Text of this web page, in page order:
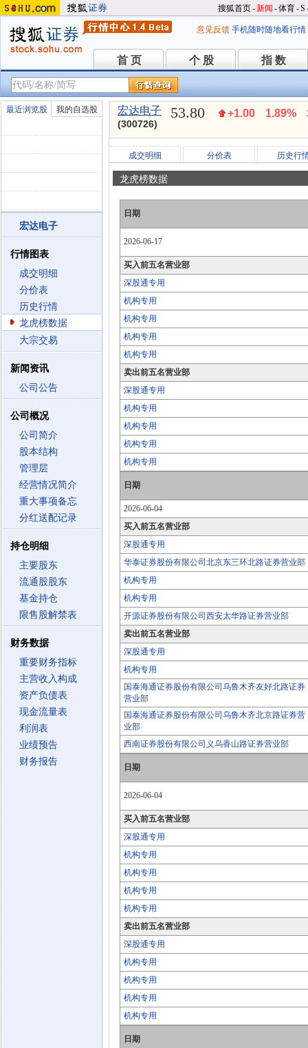
搜狐首页-新闻 -体育-S
意见反馈 手机随时随地看行情
首 页
首 页 个 股
个 股 指 数
指 数
最近浏览股 我的自选股
宏达电子
行情图表
成交明细
分价表
历史行情
龙虎榜数据
大宗交易
新闻资讯
公司公告
公司概况
公司简介
股本结构
管理层
经营情况简介
重大事项备忘
分红送配记录
持仓明细
主要股东
流通股股东
基金持仓
限售股解禁表
财务数据
重要财务指标
主营收入构成
资产负债表
现金流量表
利润表
业绩预告
财务报告
宏达电子
(300726)
53.80 +1.00 1.89%
成交明细 分价表 历史行
龙虎榜数据
日期
2026-06-17
买入前五名营业部
深股通专用
机构专用
机构专用
机构专用
机构专用
卖出前五名营业部
深股通专用
机构专用
机构专用
机构专用
机构专用
日期
2026-06-04
买入前五名营业部
深股通专用
华泰证券股份有限公司北京东三环北路证券营业部
机构专用
机构专用
开源证券股份有限公司西安太华路证券营业部
卖出前五名营业部
深股通专用
机构专用
国泰海通证券股份有限公司乌鲁木齐友好北路证券
营业部
国泰海通证券股份有限公司乌鲁木齐北京路证券营
业部
西南证券股份有限公司义乌香山路证券营业部
日期
2026-06-04
买入前五名营业部
深股通专用
机构专用
机构专用
机构专用
机构专用
卖出前五名营业部
深股通专用
机构专用
机构专用
机构专用
机构专用
日期